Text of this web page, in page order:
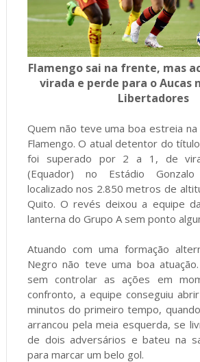
Flamengo sai na frente, mas
virada e perde para o Aucas
Libertadores
Quem não teve uma boa estreia
Flamengo. O atual detentor do
foi superado por 2 a 1, de
(Equador) no Estádio
localizado nos 2.850 metros de
Quito. O revés deixou a equipe
lanterna do Grupo A sem ponto
Atuando com uma formação
Negro não teve uma boa
sem controlar as ações em
confronto, a equipe conseguiu
minutos do primeiro tempo,
arrancou pela meia esquerda, se
de dois adversários e bateu na
para marcar um belo gol.